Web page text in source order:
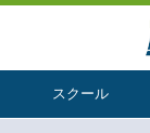
スクール